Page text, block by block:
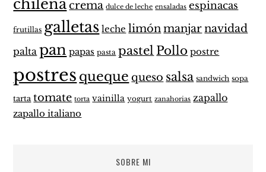
chilenacrema dulce de leche ensaladas espinacas
frutillas galletas leche limónmanjarnavidad
palta pan papas pasta pastel Pollo postre
postres queque queso salsa sandwich sopa
tarta tomate torta vainilla yogurt zanahorias zapallo
zapallo italiano
SOBRE MI